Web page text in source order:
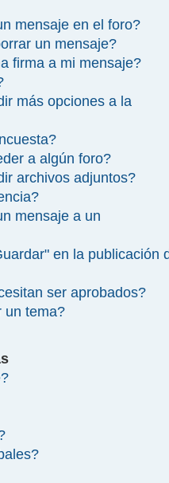
mensaje en el foro?
un mensaje?
firma a mi mensaje?
más opciones a la
a algún foro?
archivos adjuntos?
mensaje a un
en la publicación
ser aprobados?
un tema?